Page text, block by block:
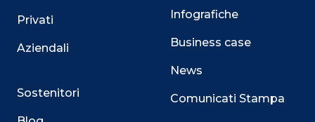
Privati
Aziendali
Sostenitori
Infografiche
Business case
News
Comunicati Stampa